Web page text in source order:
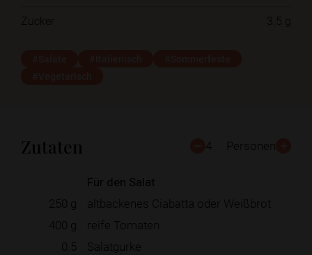
Zucker
3.5 g
Zutaten 4 Personen
Für den Salat
250 g
altbackenes Ciabatta oder Weißbrot
400 g
reife Tomaten
0.5
Salatgurke